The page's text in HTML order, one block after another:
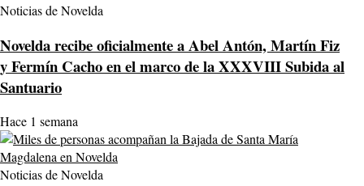
Noticias de Novelda
Novelda recibe oficialmente a Abel Antón, Martín Fiz
y Fermín Cacho en el marco de la XXXVIII Subida al
Santuario
Hace 1 semana
Noticias de Novelda